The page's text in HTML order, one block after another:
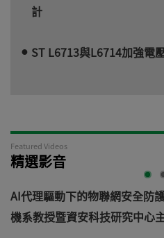
計
ST L6713與L6714加強電
Featured Videos
精選影音
AI代理驅動下的物聯網安全防
機系教授暨資安科技研究中心